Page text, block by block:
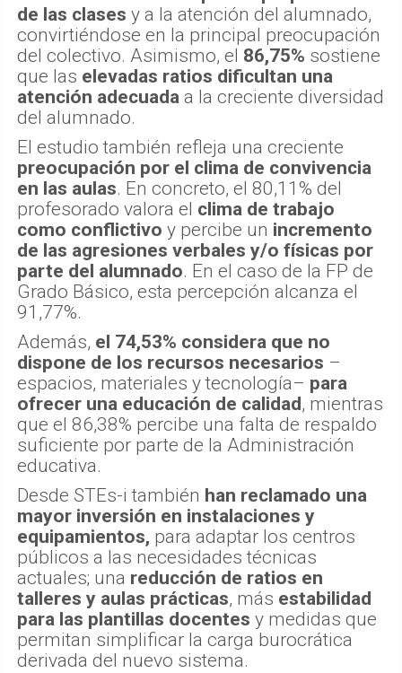
de las clases y a la atención del alumnado,
convirtiéndose en la principal preocupación
del colectivo. Asimismo, el 86,75% sostiene
que las elevadas ratios dificultan una
atención adecuada a la creciente diversidad
del alumnado.
El estudio también refleja una creciente
preocupación por el clima de convivencia
en las aulas. En concreto, el 80,11% del
profesorado valora el clima de trabajo
como conflictivo y percibe un incremento
de las agresiones verbales y/o físicas por
parte del alumnado. En el caso de la FP de
Grado Básico, esta percepción alcanza el
91,77%.
Además, el 74,53% considera que no
dispone de los recursos necesarios –
espacios, materiales y tecnología– para
ofrecer una educación de calidad, mientras
que el 86,38% percibe una falta de respaldo
suficiente por parte de la Administración
educativa.
Desde STEs-i también han reclamado una
mayor inversión en instalaciones y
equipamientos, para adaptar los centros
públicos a las necesidades técnicas
actuales; una reducción de ratios en
talleres y aulas prácticas, más estabilidad
para las plantillas docentes y medidas que
permitan simplificar la carga burocrática
derivada del nuevo sistema.